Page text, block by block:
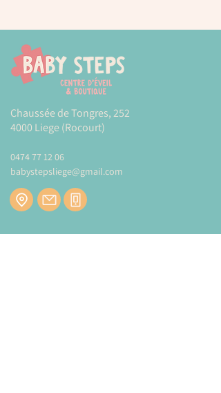
Chaussée de Tongres, 252
4000 Liege (Rocourt)
0474 77 12 06
babystepsliege@gmail.com